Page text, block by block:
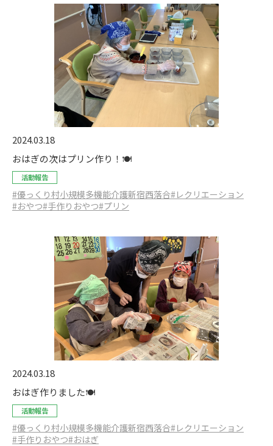
2024.03.18
おはぎの次はプリン作り！🍽️
活動報告
#優っくり村小規模多機能介護新宿西落合#レクリエーション
#おやつ#手作りおやつ#プリン
2024.03.18
おはぎ作りました🍽️
活動報告
#優っくり村小規模多機能介護新宿西落合#レクリエーション
#手作りおやつ#おはぎ